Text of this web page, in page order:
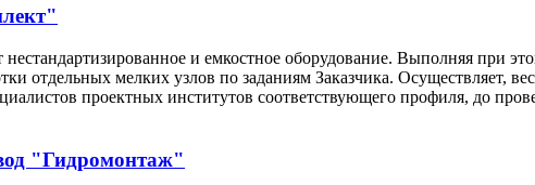
и емкостное оборудование. Выполняя при
отдельных мелких узлов по заданиям Заказчика. Осуществляет,
проектных институтов соответствующего профиля, до
"Гидромонтаж"